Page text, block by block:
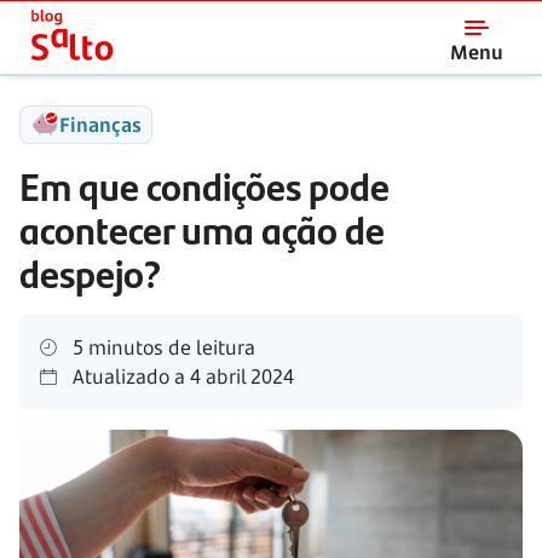
Menu
Salto
Finanças
Em que condições pode
acontecer uma ação de
despejo?
5 minutos de leitura
Atualizado a 4 abril 2024